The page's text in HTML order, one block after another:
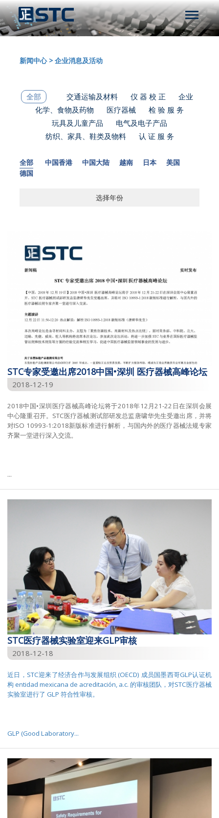
新闻中心 >企业消息及活动
全部 交通运输及材料 仪 器 校 正
企业
化学、食物及药物
医疗器械
检 验 服 务
玩具及儿童产品
电气及电子产品
纺织、家具、鞋类及物料
认 证 服 务
全部 中国香港 中国大陆 越南 日本
美国
德国
选择年份
2021
2020
2019
2018
2016
2011
2008
STC专家受邀出席2018中国•深圳 医疗器械高峰论坛
2018-12-19
2018中国•深圳医疗器械高峰论坛将于2018年12月21-22日在深圳会展
中心隆重召开。STC医疗器械测试部研发总监唐啸华先生受邀出席，并将
对ISO 10993-1:2018新版标准进行解析，与国内外的医疗器械法规专家
齐聚一堂进行深入交流。
...
STC医疗器械实验室迎来GLP审核
2018-12-18
近日，STC迎来了经济合作与发展组织 (OECD) 成员国墨西哥GLP认证机
构 entidad mexicana de acreditación, a.c. 的审核团队，对STC医疗器械
实验室进行了 GLP 符合性审核。
GLP (Good Laboratory...